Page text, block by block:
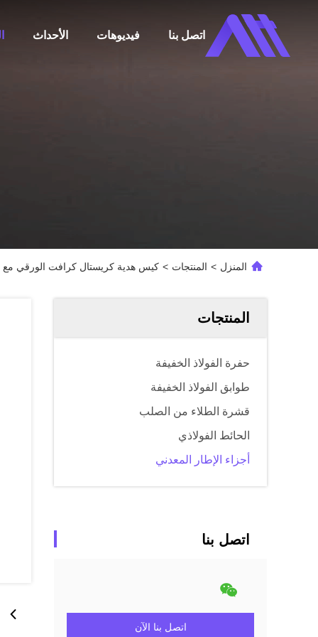
الأحداث فيديوهات اتصل بنا
المنزل > المنتجات > كيس هدية كريستال كرافت الورقي مع
المنتجات
حفرة الفولاذ الخفيفة
طوابق الفولاذ الخفيفة
قشرة الطلاء من الصلب
الحائط الفولاذي
أجزاء الإطار المعدني
اتصل بنا
اتصل بنا الآن